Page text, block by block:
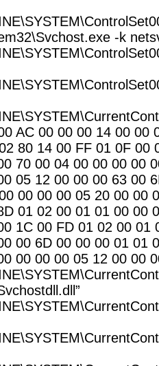
-k
AC 00 00 00 14 00 00
80 14 00 FF 01 0F 00
70 00 04 00 00 00 00
05 12 00 00 00 63 00
00 00 00 05 20 00 00
01 02 00 01 01 00 00
1C 00 FD 01 02 00 01
00 6D 00 00 00 01 01
00 00 00 05 12 00 00